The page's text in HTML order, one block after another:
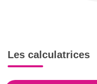
Les calculatrices